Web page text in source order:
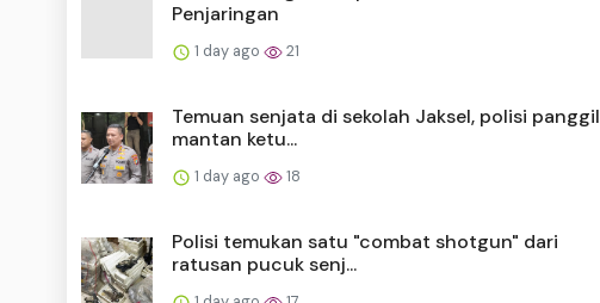
Penjaringan
1 day ago 21
Temuan senjata di sekolah Jaksel, polisi panggil
mantan ketu...
1 day ago 18
Polisi temukan satu "combat shotgun" dari
ratusan pucuk senj...